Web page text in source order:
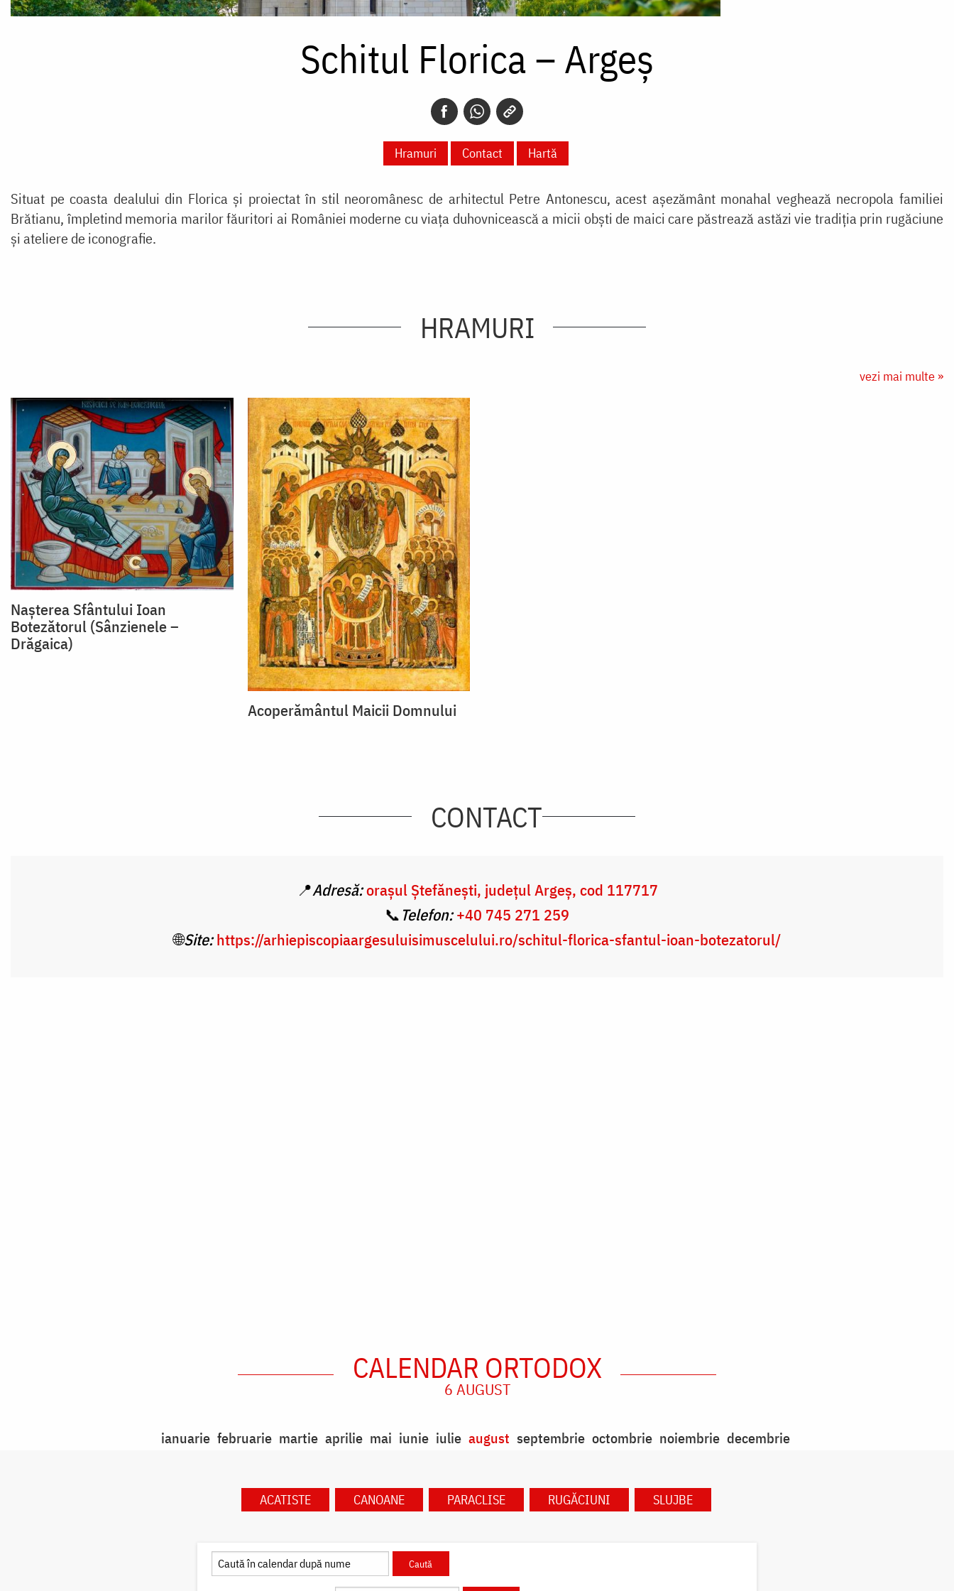
Schitul Florica – Argeș
Hramuri Contact Hartă
Situat pe coasta dealului din Florica și proiectat în stil neoromânesc de arhitectul Petre Antonescu, acest așezământ monahal veghează necropola familiei
Brătianu, împletind memoria marilor făuritori ai României moderne cu viața duhovnicească a micii obști de maici care păstrează astăzi vie tradiția prin rugăciune
și ateliere de iconografie.
HRAMURI
vezi mai multe »
Nașterea Sfântului Ioan
Botezătorul (Sânzienele –
Drăgaica)
Acoperământul Maicii Domnului
CONTACT
📍Adresă:orașul Ștefănești, județul Argeș, cod 117717
📞 Telefon: +40 745 271 259
🌐Site: https://arhiepiscopiaargesuluisimuscelului.ro/schitul-florica-sfantul-ioan-botezatorul/
CALENDAR ORTODOX
6 AUGUST
ianuarie februarie martie aprilie mai iunie iulie august septembrie octombrie noiembrie decembrie
ACATISTE CANOANE PARACLISE RUGĂCIUNI SLUJBE